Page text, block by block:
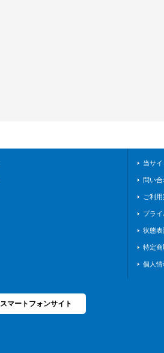
当サ
問い合
ご利
プラ
状態表
特定
個人
スマートフォンサイト